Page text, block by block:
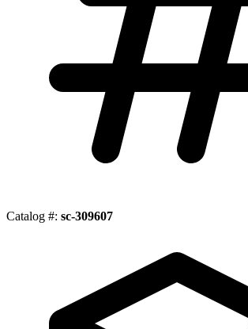
Catalog #: sc-309607